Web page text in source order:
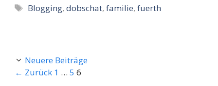
Schlagwörter
Blogging,dobschat,familie,fuerth
Neuere Beiträge
← Zurück Seite
1 … Seite
5 Seite
6